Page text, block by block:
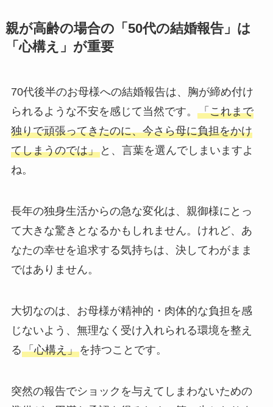
親が高齢の場合の「50代の結婚報告」は
「心構え」が重要
70代後半のお母様への結婚報告は、胸が締め付け
られるような不安を感じて当然です。 「これまで
独りで頑張ってきたのに、今さら母に負担をかけ
てしまうのでは」と、言葉を選んでしまいますよ
ね。
長年の独身生活からの急な変化は、親御様にとっ
て大きな驚きとなるかもしれません。けれど、あ
なたの幸せを追求する気持ちは、決してわがまま
ではありません。
大切なのは、お母様が精神的・肉体的な負担を感
じないよう、無理なく受け入れられる環境を整え
る「心構え」を持つことです。
突然の報告でショックを与えてしまわないための